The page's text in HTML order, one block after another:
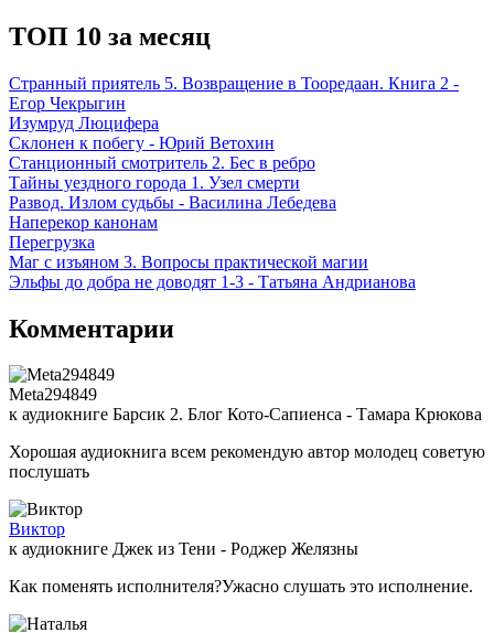
ТОП 10 за месяц
Странный приятель 5. Возвращение в Тооредаан. Книга 2 -
Егор Чекрыгин
Изумруд Люцифера
Склонен к побегу - Юрий Ветохин
Станционный смотритель 2. Бес в ребро
Тайны уездного города 1. Узел смерти
Развод. Излом судьбы - Василина Лебедева
Наперекор канонам
Перегрузка
Маг с изъяном 3. Вопросы практической магии
Эльфы до добра не доводят 1-3 - Татьяна Андрианова
Комментарии
Meta294849
к аудиокниге Барсик 2. Блог Кото-Сапиенса - Тамара Крюкова
Хорошая аудиокнига всем рекомендую автор молодец советую
послушать
Виктор
к аудиокниге Джек из Тени - Роджер Желязны
Как поменять исполнителя?Ужасно слушать это исполнение.